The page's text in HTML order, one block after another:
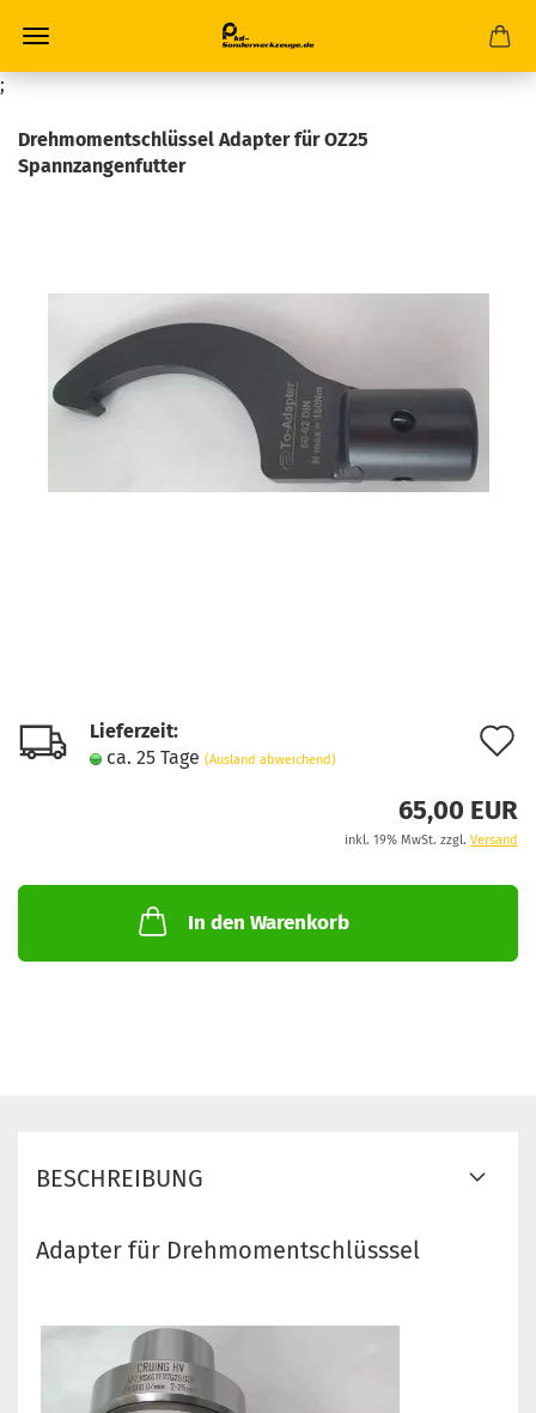
;
Drehmomentschlüssel Adapter für OZ25
Spannzangenfutter
Lieferzeit:
ca. 25 Tage (Ausland abweichend)
65,00 EUR
inkl. 19% MwSt. zzgl. Versand
In den Warenkorb
BESCHREIBUNG
Adapter für Drehmomentschlüsssel